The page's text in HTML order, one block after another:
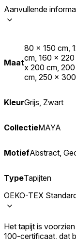
Aanvullende
Maat
80 x 150 cm,
cm, 160 x
x 200 cm,
cm, 250 x
KleurGrijs, Zwart
CollectieMAYA
MotiefAbstract,
TypeTapijten
OEKO-TEX
Het tapijt is
100-certificaat, dat